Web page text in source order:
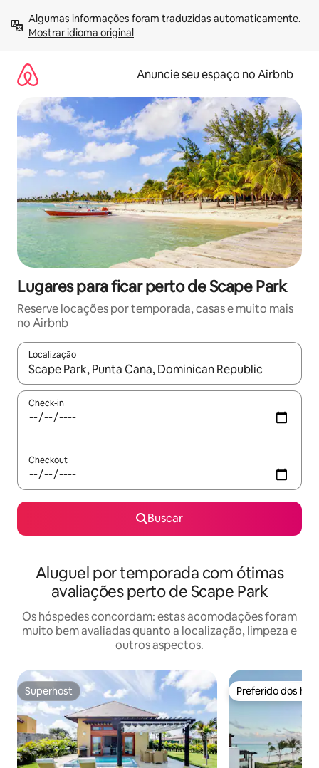
para
Mostrar idioma original
Anuncie seu espaço no Airbnb
Lugares para ficar perto de Scape Park
Reserve locações por temporada, casas e muito mais
no Airbnb
Localização
Quando os resultados estiverem disponíveis, explore-os
Check-in
Checkout
Buscar
Aluguel por temporada com ótimas
avaliações perto de Scape Park
Os hóspedes concordam: estas acomodações foram
muito bem avaliadas quanto a localização, limpeza e
outros aspectos.
Superhost
Superhost Preferido dos
Preferido dos